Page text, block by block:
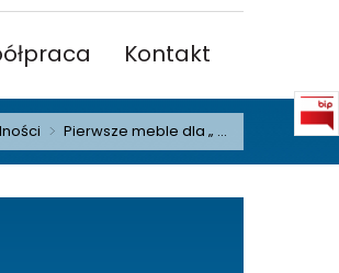
Kontakt
> Pierwsze meble dla „ ...